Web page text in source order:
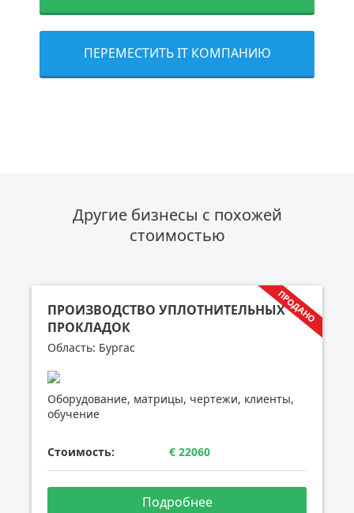
ПЕРЕМЕСТИТЬ IT КОМПАНИЮ
Другие бизнесы с похожей
стоимостью
ПРОИЗВОДСТВО УПЛОТНИТЕЛЬНЫХ
ПРОКЛАДОК
Область: Бургас
Оборудование, матрицы, чертежи, клиенты,
обучение
Стоимость: € 22060
Подробнее